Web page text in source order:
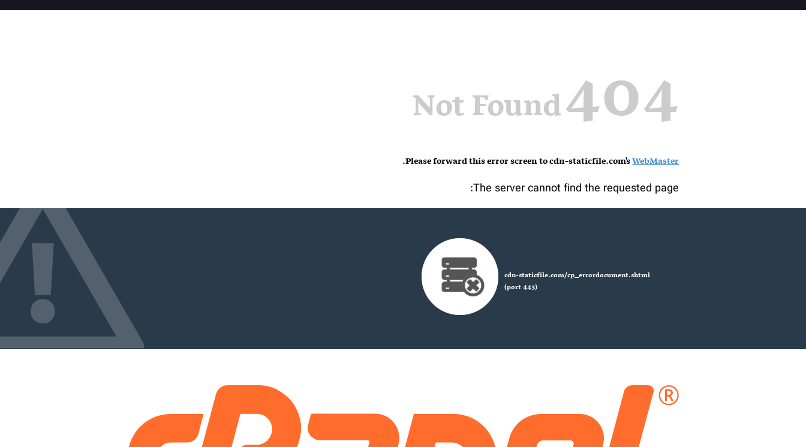
404
Not Found
Please forward this error screen to cdn-staticfile.com'sWebMaster
.
The server cannot find the requested page:
cdn-staticfile.com/cp_errordocument.shtml
(port 443)